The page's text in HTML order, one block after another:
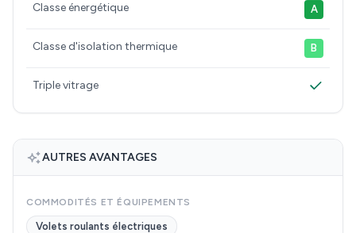
Classe énergétique A
Classe d'isolation thermique B
Triple vitrage
AUTRES AVANTAGES
COMMODITÉS ET ÉQUIPEMENTS
Volets roulants électriques